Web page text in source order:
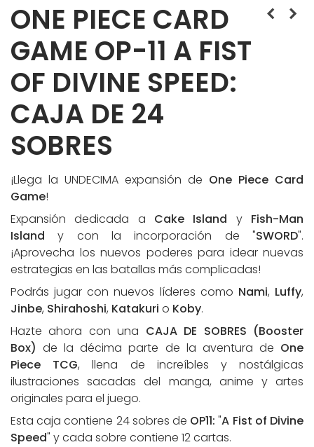
ONE PIECE CARD
GAME OP-11 A FIST
OF DIVINE SPEED:
CAJA DE 24
SOBRES
¡Llega la UNDECIMA expansión de One Piece Card
Game!
Expansión dedicada a Cake Island y Fish-Man
Islandy con la incorporación de "SWORD".
¡Aprovecha los nuevos poderes para idear nuevas
estrategias en las batallas más complicadas!
Podrás jugar con nuevos líderes como Nami, Luffy,
Jinbe, Shirahoshi, Katakuri o Koby.
Hazte ahora con una CAJA DE SOBRES (Booster
Box) de la décima parte de la aventura de One
Piece
TCG, llena de increíbles y nostálgicas
ilustraciones sacadas del manga, anime y artes
originales para el juego.
Esta caja contiene 24 sobres de OP11:"A Fist of Divine
Speed" y cada sobre contiene 12 cartas.